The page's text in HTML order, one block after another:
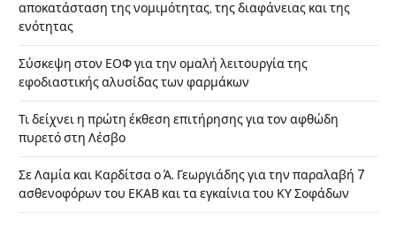
αποκατάσταση της νομιμότητας, της διαφάνειας και της
ενότητας
Σύσκεψη στον ΕΟΦ για την ομαλή λειτουργία της
εφοδιαστικής αλυσίδας των φαρμάκων
Τι δείχνει η πρώτη έκθεση επιτήρησης για τον αφθώδη
πυρετό στη Λέσβο
Σε Λαμία και Καρδίτσα ο Ά. Γεωργιάδης για την παραλαβή 7
ασθενοφόρων του ΕΚΑΒ και τα εγκαίνια του ΚΥ Σοφάδων